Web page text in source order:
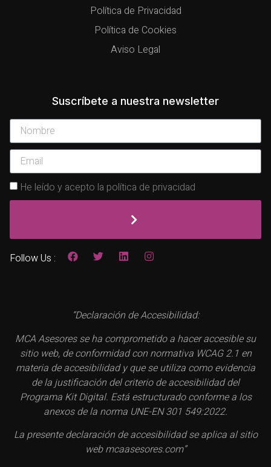
Política de Privacidad
Política de Cookies
Aviso Legal
Suscríbete a nuestra newsletter
He leído y acepto la política de privacidad
Follow Us :
“Declaración de Accesibilidad:
MCA Asesores se ha comprometido a hacer accesible su
sitio web, de conformidad con normativa WCAG 2.1 en
materia de accesibilidad y que se utiliza como evidencia
de la justificación del criterio de accesibilidad del
Programa Kit Digital. Está estructurado conforme a los
anexos de la norma UNE-EN 301 549:2022.
La presente declaración de accesibilidad se aplica al sitio
web mcaasesores.com”